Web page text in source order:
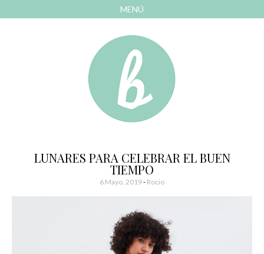
MENÚ
Bonitismos
LUNARES PARA CELEBRAR EL BUEN
TIEMPO
6 Mayo, 2019- Rocio